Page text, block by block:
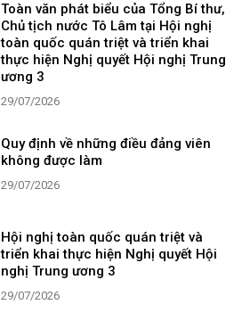
Toàn văn phát biểu của Tổng Bí thư,
Chủ tịch nước Tô Lâm tại Hội nghị
toàn quốc quán triệt và triển khai
thực hiện Nghị quyết Hội nghị Trung
ương 3
29/07/2026
Quy định về những điều đảng viên
không được làm
29/07/2026
Hội nghị toàn quốc quán triệt và
triển khai thực hiện Nghị quyết Hội
nghị Trung ương 3
29/07/2026